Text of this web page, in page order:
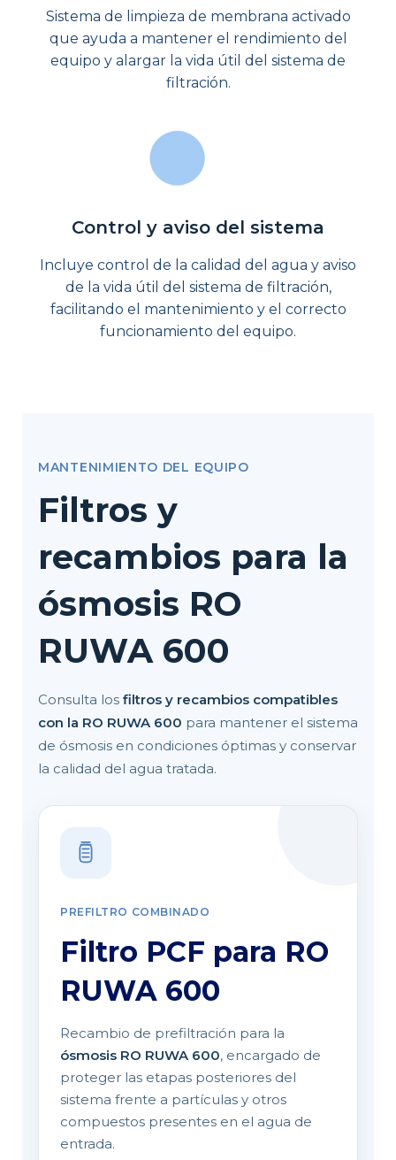
Sistema de limpieza de membrana activado
que ayuda a mantener el rendimiento del
equipo y alargar la vida útil del sistema de
filtración.
Control y aviso del sistema
Incluye control de la calidad del agua y aviso
de la vida útil del sistema de filtración,
facilitando el mantenimiento y el correcto
funcionamiento del equipo.
MANTENIMIENTO DEL EQUIPO
Filtros y
recambios para la
ósmosis RO
RUWA 600
Consulta los filtros y recambios compatibles
con la RO RUWA 600 para mantener el sistema
de ósmosis en condiciones óptimas y conservar
la calidad del agua tratada.
PREFILTRO COMBINADO
Filtro PCF para RO
RUWA 600
Recambio de prefiltración para la
ósmosis RO RUWA 600, encargado de
proteger las etapas posteriores del
sistema frente a partículas y otros
compuestos presentes en el agua de
entrada.